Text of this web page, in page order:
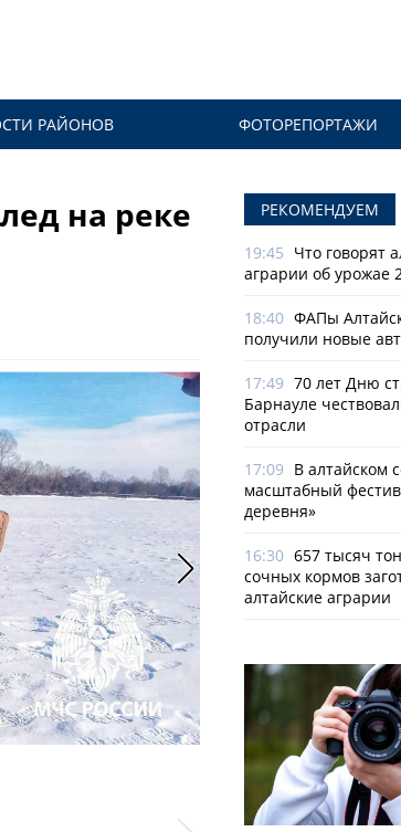
РАЙОНОВ ФОТОРЕПОРТАЖИ
на реке
РЕКОМЕНДУЕМ
19:45 Что говорят
аграрии об урожае
18:40 ФАПы
получили новые
17:49 70 лет Дню
Барнауле
отрасли
17:09 В алтайском
масштабный
деревня»
16:30 657 тысяч
сочных кормов
алтайские аграрии